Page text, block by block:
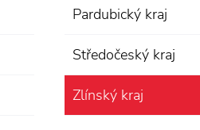
Pardubický kraj
Středočeský kraj
Zlínský kraj